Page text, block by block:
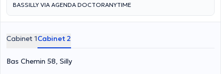
BASSILLY VIA AGENDA DOCTORANYTIME
Cabinet 1Cabinet 2
Bas Chemin 58, Silly